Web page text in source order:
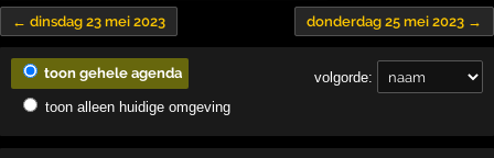
← dinsdag 23 mei 2023 donderdag 25 mei 2023 →
volgorde:
toon gehele agenda
toon alleen huidige omgeving